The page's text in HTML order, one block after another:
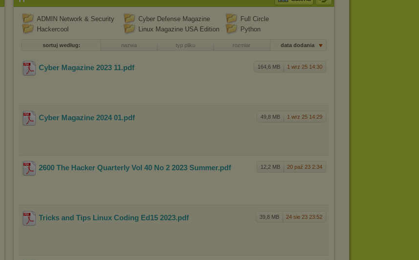
ADMIN Network & Security Cyber Defense Magazine
Full Circle
Hackercool
Linux Magazine USA Edition Python
sortuj według: nazwa typ pliku rozmiar data dodania
164,6 MB 1 wrz 25 14:30
Cyber Magazine 2023 11.pdf
49,8 MB 1 wrz 25 14:29
Cyber Magazine 2024 01.pdf
12,2 MB 20 paź 23 2:34
2600 The Hacker Quarterly Vol 40 No 2 2023 Summer.pdf
39,8 MB 24 sie 23 23:52
Tricks and Tips Linux Coding Ed15 2023.pdf